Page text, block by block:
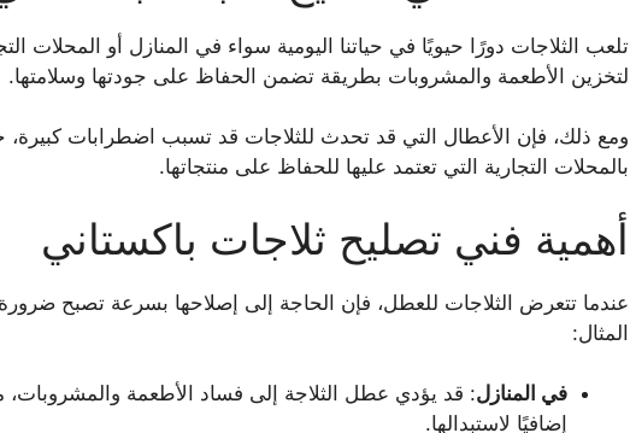
تلعب الثلاجات دورًا حيويًا في حياتنا اليومية سواء في المنازل أو المحلات
لتخزين الأطعمة والمشروبات بطريقة تضمن الحفاظ على جودتها وسلامتها.
ومع ذلك، فإن الأعطال التي قد تحدث للثلاجات قد تسبب اضطرابات كبيرة،
بالمحلات التجارية التي تعتمد عليها للحفاظ على منتجاتها.
أهمية فني تصليح ثلاجات باكستاني
عندما تتعرض الثلاجات للعطل، فإن الحاجة إلى إصلاحها بسرعة تصبح
المثال:
في المنازل: قد يؤدي عطل الثلاجة إلى فساد الأطعمة والمشروبات،
إضافيًا لاستبدالها.